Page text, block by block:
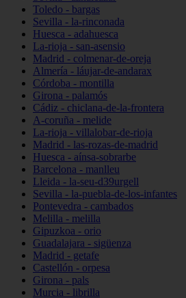
Toledo - bargas
Sevilla - la-rinconada
Huesca - adahuesca
La-rioja - san-asensio
Madrid - colmenar-de-oreja
Almería - láujar-de-andarax
Córdoba - montilla
Girona - palamós
Cádiz - chiclana-de-la-frontera
A-coruña - melide
La-rioja - villalobar-de-rioja
Madrid - las-rozas-de-madrid
Huesca - aínsa-sobrarbe
Barcelona - manlleu
Lleida - la-seu-d39urgell
Sevilla - la-puebla-de-los-infantes
Pontevedra - cambados
Melilla - melilla
Gipuzkoa - orio
Guadalajara - sigüenza
Madrid - getafe
Castellón - orpesa
Girona - pals
Murcia - librilla